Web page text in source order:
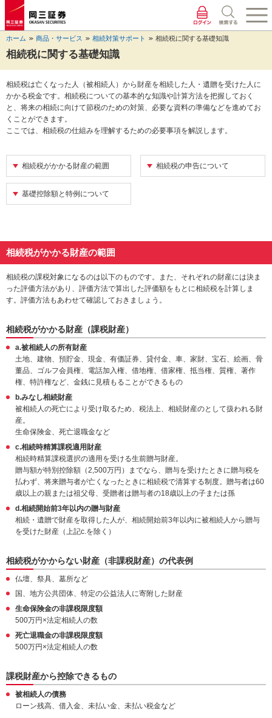
ジ
の
先
な
り
す。
ジ
内
を
す
る
の
ン
で
す。
報
本
文
に
ま
タ
か
ら
ヘ
情
報
り
す。
ジ
の
現
に
な
す。
ホーム 商品・サービス 相続対策サポート 相続税に関する基礎知識
相続税に関する基礎知識
か
ら
本
な
り
す。
相続税は亡くなった人（被相続人）から財産を相続した人・遺贈を受けた人に
かかる税金です。相続税についての基本的な知識や計算方法を把握しておく
と、将来の相続に向けて節税のための対策、必要な資料の準備などを進めてお
くことができます。
ここでは、相続税の仕組みを理解するための必要事項を解説します。
相続税がかかる財産の範囲 相続税の申告について
基礎控除額と特例について
相続税がかかる財産の範囲
相続税の課税対象になるのは以下のものです。また、それぞれの財産には決ま
った評価方法があり、評価方法で算出した評価額をもとに相続税を計算しま
す。評価方法もあわせて確認しておきましょう。
相続税がかかる財産（課税財産）
a.被相続人の所有財産
土地、建物、預貯金、現金、有価証券、貸付金、車、家財、宝石、絵画、骨
董品、ゴルフ会員権、電話加入権、借地権、借家権、抵当権、質権、著作
権、特許権など、金銭に見積もることができるもの
b.みなし相続財産
被相続人の死亡により受け取るため、税法上、相続財産のとして扱われる財
産。
生命保険金、死亡退職金など
c.相続時精算課税適用財産
相続時精算課税選択の適用を受ける生前贈与財産。
贈与額が特別控除額（2,500万円）までなら、贈与を受けたときに贈与税を
払わず、将来贈与者が亡くなったときに相続税で清算する制度。贈与者は60
歳以上の親または祖父母、受贈者は贈与者の18歳以上の子または孫
d.相続開始前3年以内の贈与財産
相続・遺贈で財産を取得した人が、相続開始前3年以内に被相続人から贈与
を受けた財産（上記c.を除く）
相続税がかからない財産（非課税財産）の代表例
仏壇、祭具、墓所など
国、地方公共団体、特定の公益法人に寄附した財産
生命保険金の非課税限度額
500万円×法定相続人の数
死亡退職金の非課税限度額
500万円×法定相続人の数
課税財産から控除できるもの
被相続人の債務
ローン残高、借入金、未払い金、未払い税金など
か
ら
フ
情
報
り
す。
ジ
の
終
に
な
す。
ペ
ー
ジ
部
へ
ま